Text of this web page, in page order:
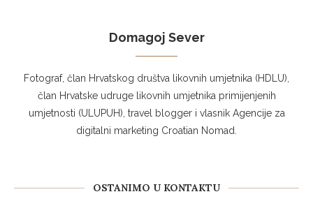
Domagoj Sever
Fotograf, član Hrvatskog društva likovnih umjetnika (HDLU),
član Hrvatske udruge likovnih umjetnika primijenjenih
umjetnosti (ULUPUH), travel blogger i vlasnik Agencije za
digitalni marketing Croatian Nomad.
OSTANIMO U KONTAKTU